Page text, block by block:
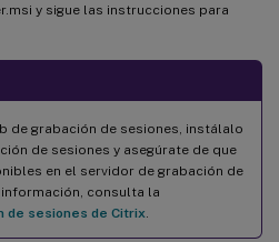
y sigue las instrucciones para
de grabación de sesiones, instálalo
de sesiones y asegúrate de que
en el servidor de grabación de
consulta la
de sesiones de Citrix